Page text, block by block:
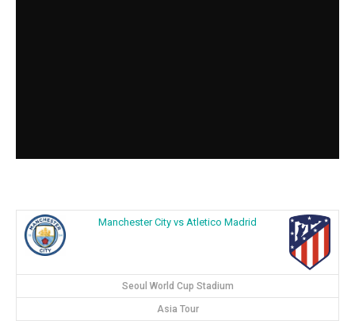
Manchester City vs Atletico Madrid
Seoul World Cup Stadium
Asia Tour